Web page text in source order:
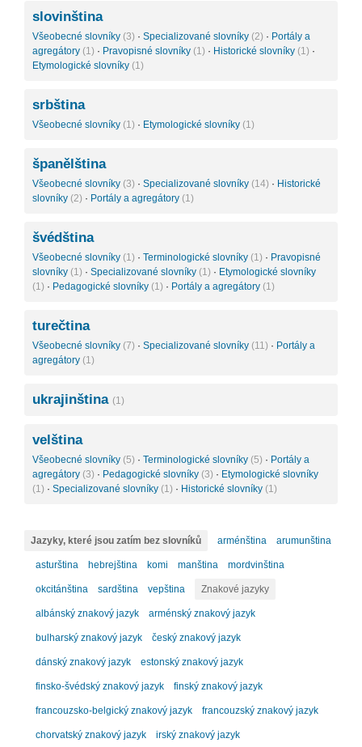
slovinština
Všeobecné slovníky (3) · Specializované slovníky (2) · Portály a
agregátory (1) · Pravopisné slovníky (1) · Historické slovníky (1) ·
Etymologické slovníky (1)
srbština
Všeobecné slovníky (1) · Etymologické slovníky (1)
španělština
Všeobecné slovníky (3) · Specializované slovníky (14) · Historické
slovníky (2) · Portály a agregátory (1)
švédština
Všeobecné slovníky (1) · Terminologické slovníky (1) · Pravopisné
slovníky (1) · Specializované slovníky (1) · Etymologické slovníky
(1) · Pedagogické slovníky (1) · Portály a agregátory (1)
turečtina
Všeobecné slovníky (7) · Specializované slovníky (11) · Portály a
agregátory (1)
ukrajinština (1)
velština
Všeobecné slovníky (5) · Terminologické slovníky (5) · Portály a
agregátory (3) · Pedagogické slovníky (3) · Etymologické slovníky
(1) · Specializované slovníky (1) · Historické slovníky (1)
Jazyky, které jsou zatím bez slovníků arménština arumunština
asturština hebrejština komi manština mordvinština
okcitánština sardština vepština Znakové jazyky
albánský znakový jazyk arménský znakový jazyk
bulharský znakový jazyk český znakový jazyk
dánský znakový jazyk estonský znakový jazyk
finsko-švédský znakový jazyk finský znakový jazyk
francouzsko-belgický znakový jazyk francouzský znakový jazyk
chorvatský znakový jazyk irský znakový jazyk